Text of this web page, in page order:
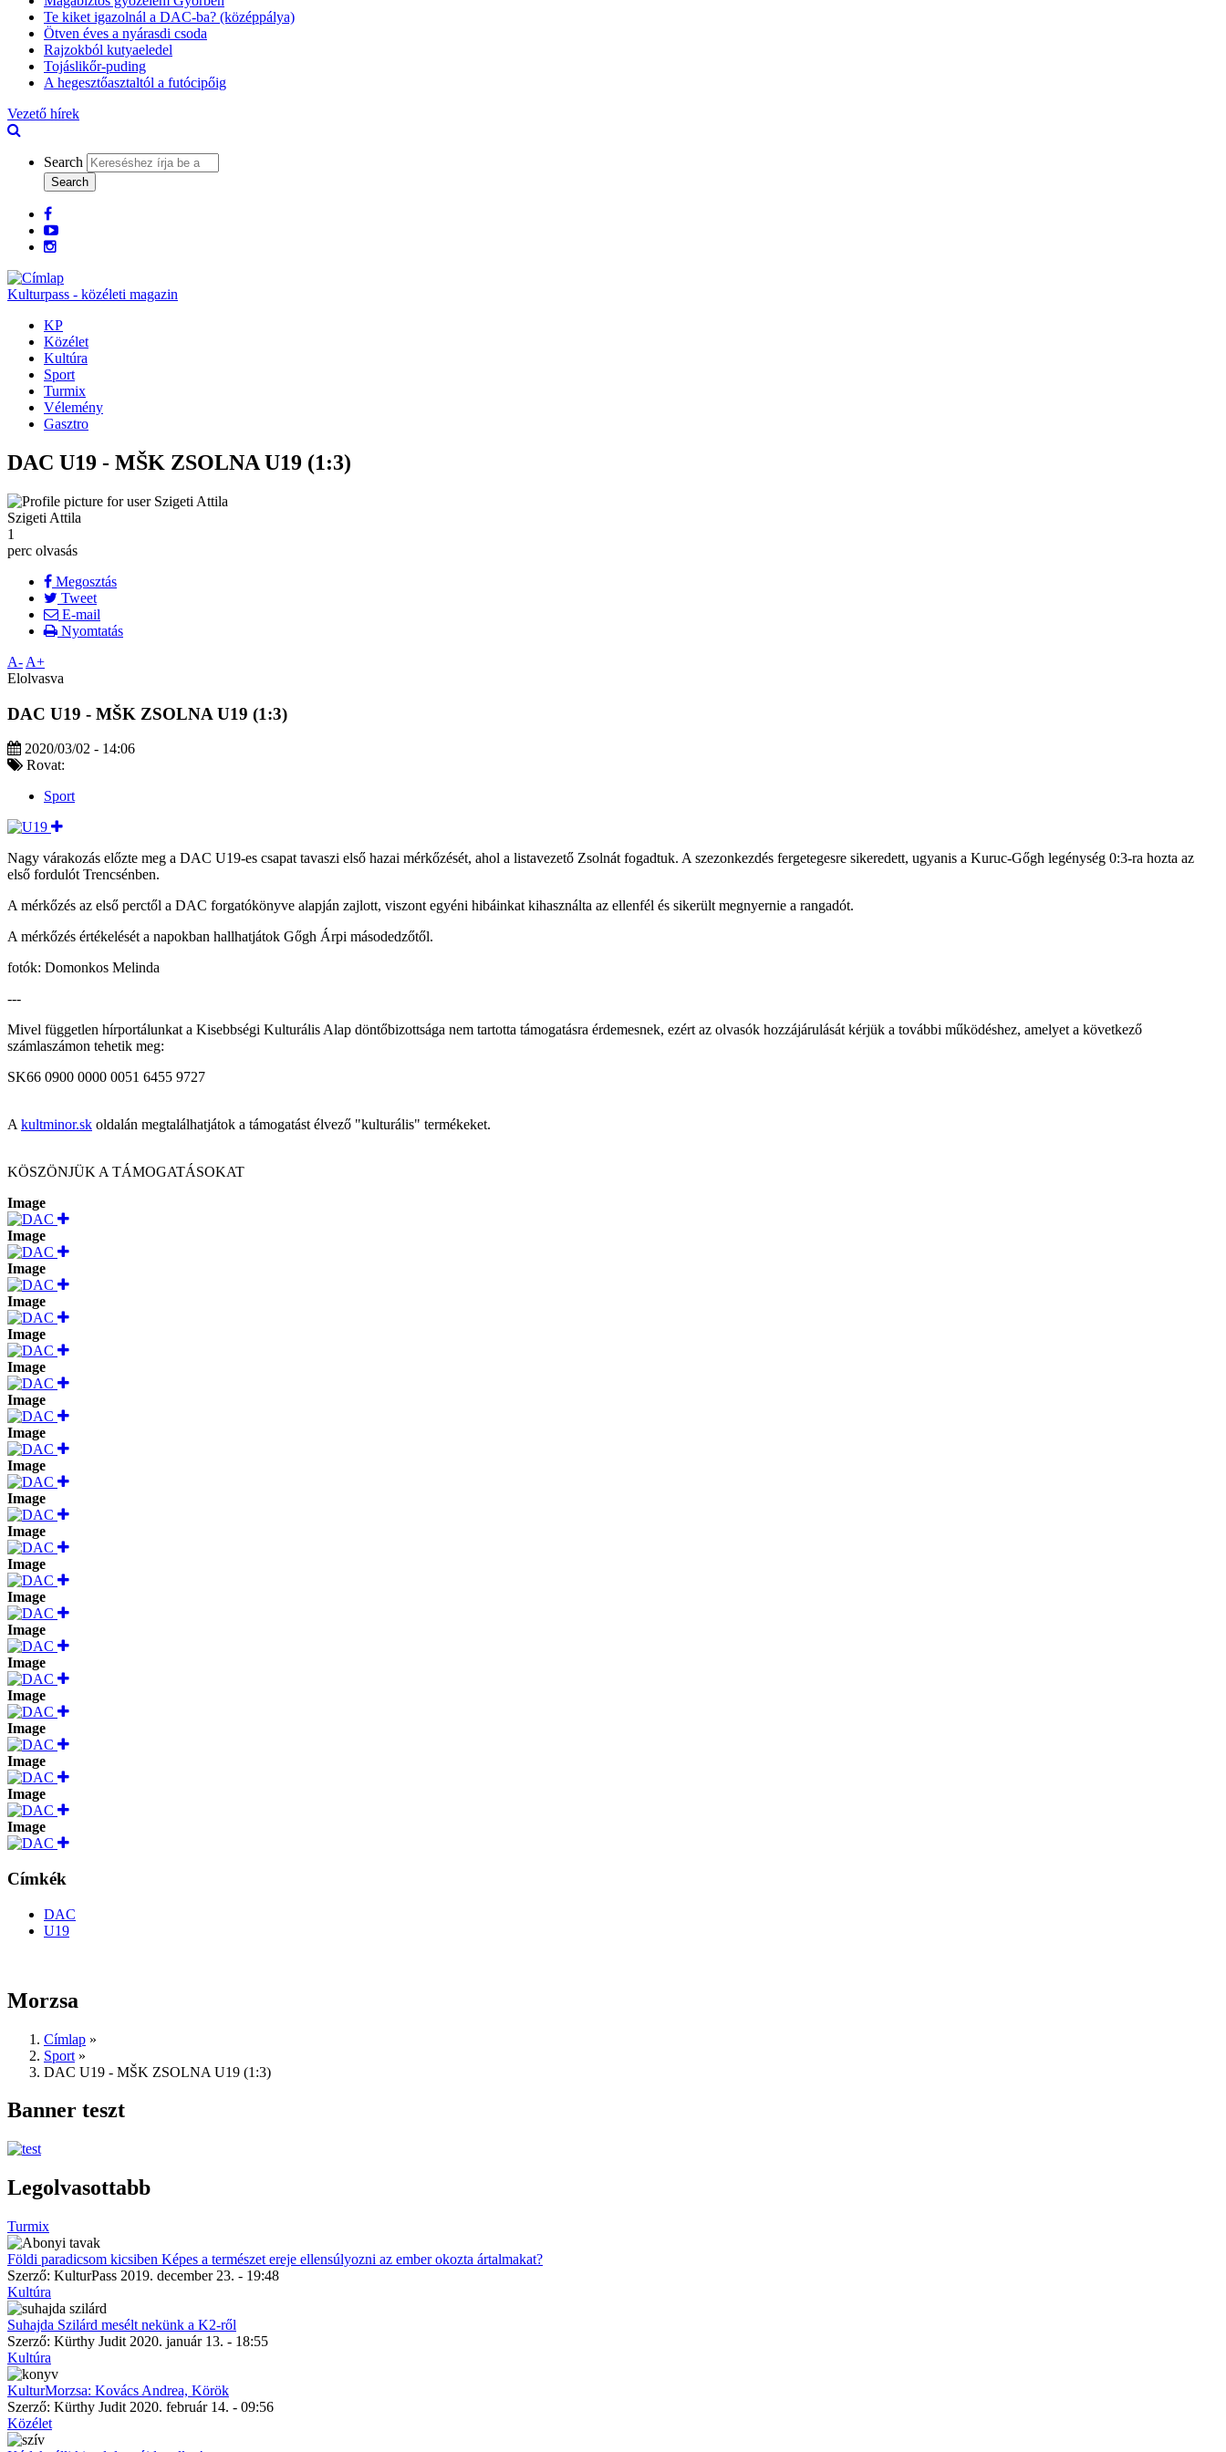
Te kiket igazolnál a DAC-ba? (középpálya)
Ötven éves a nyárasdi csoda
Rajzokból kutyaeledel
Tojáslikőr-puding
A hegesztőasztaltól a futócipőig
Vezető hírek
Search
facebook
Youtube
Instagram
Kulturpass - közéleti magazin
KP
Közélet
Kultúra
Sport
Turmix
Vélemény
Gasztro
DAC U19 - MŠK ZSOLNA U19 (1:3)
Szigeti Attila
1
perc olvasás
Megosztás
Tweet
E-mail
Nyomtatás
A- A+
Elolvasva
DAC U19 - MŠK ZSOLNA U19 (1:3)
2020/03/02 - 14:06
Rovat:
Sport
Nagy várakozás előzte meg a DAC U19-es csapat tavaszi első hazai mérkőzését, ahol a listavezető Zsolnát fogadtuk. A szezonkezdés fergetegesre sikeredett, ugyanis a Kuruc-Gőgh legénység 0:3-ra hozta az
első fordulót Trencsénben.
A mérkőzés az első perctől a DAC forgatókönyve alapján zajlott, viszont egyéni hibáinkat kihasználta az ellenfél és sikerült megnyernie a rangadót.
A mérkőzés értékelését a napokban hallhatjátok Gőgh Árpi másodedzőtől.
fotók: Domonkos Melinda
---
Mivel független hírportálunkat a Kisebbségi Kulturális Alap döntőbizottsága nem tartotta támogatásra érdemesnek, ezért az olvasók hozzájárulását kérjük a további működéshez, amelyet a következő
számlaszámon tehetik meg:
SK66 0900 0000 0051 6455 9727
A kultminor.sk oldalán megtalálhatjátok a támogatást élvező "kulturális" termékeket.
KÖSZÖNJÜK A TÁMOGATÁSOKAT
Image
Image
Image
Image
Image
Image
Image
Image
Image
Image
Image
Image
Image
Image
Image
Image
Image
Image
Image
Image
Címkék
DAC
U19
Morzsa
Címlap »
Sport »
DAC U19 - MŠK ZSOLNA U19 (1:3)
Banner teszt
Legolvasottabb
Turmix
Földi paradicsom kicsiben Képes a természet ereje ellensúlyozni az ember okozta ártalmakat?
Szerző: KulturPass 2019. december 23. - 19:48
Kultúra
Suhajda Szilárd mesélt nekünk a K2-ről
Szerző: Kürthy Judit 2020. január 13. - 18:55
Kultúra
KulturMorzsa: Kovács Andrea, Körök
Szerző: Kürthy Judit 2020. február 14. - 09:56
Közélet